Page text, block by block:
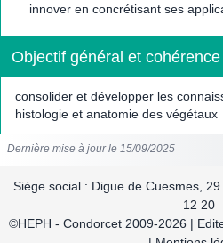
innover en concrétisant ses
Objectif général et
consolider et développer les
histologie et anatomie des végétaux
Dernière mise à jour le 15/09/2025
Siège social : Digue de Cuesmes,
12 20
©HEPH - Condorcet 2009-2026 |